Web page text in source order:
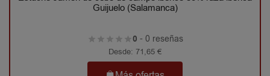
Guijuelo (Salamanca)
0 - 0 reseñas
Desde: 71,65 €